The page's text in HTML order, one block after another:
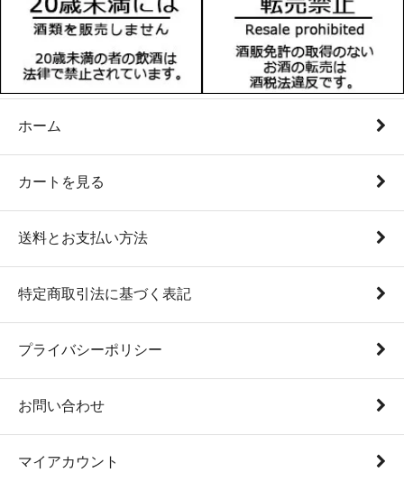
ホーム
カートを見る
送料とお支払い方法
特定商取引法に基づく表記
プライバシーポリシー
お問い合わせ
マイアカウント